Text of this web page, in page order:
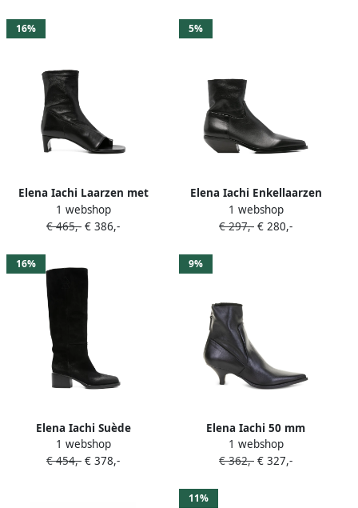
16%
Elena Iachi Laarzen met
open neus Zwart
1 webshop
€ 465,- € 386,-
5%
Elena Iachi Enkellaarzen
met puntige neus Zwart
1 webshop
€ 297,- € 280,-
16%
Elena Iachi Suède
knielaarzen Zwart
1 webshop
€ 454,- € 378,-
9%
Elena Iachi 50 mm
enkellaarzen met puntige
neus en rits Zwart
1 webshop
€ 362,- € 327,-
11%